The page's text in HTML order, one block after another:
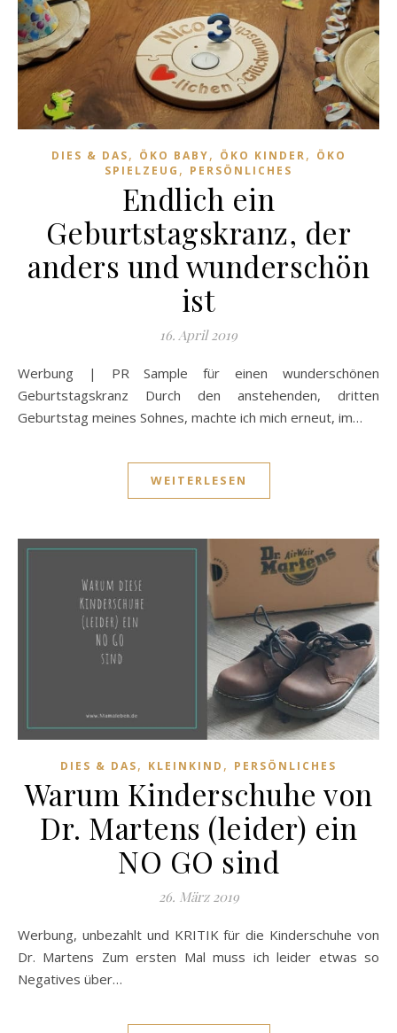
DIES & DAS, ÖKO BABY, ÖKO KINDER, ÖKO
SPIELZEUG , PERSÖNLICHES
Endlich ein
Geburtstagskranz, der
anders und wunderschön
ist
16. April 2019
Werbung | PR Sample für einen wunderschönen
Geburtstagskranz Durch den anstehenden, dritten
Geburtstag meines Sohnes, machte ich mich erneut, im…
WEITERLESEN
DIES & DAS, KLEINKIND , PERSÖNLICHES
Warum Kinderschuhe von
Dr. Martens (leider) ein
NO GO sind
26. März 2019
Werbung, unbezahlt und KRITIK für die Kinderschuhe von
Dr. Martens Zum ersten Mal muss ich leider etwas so
Negatives über…